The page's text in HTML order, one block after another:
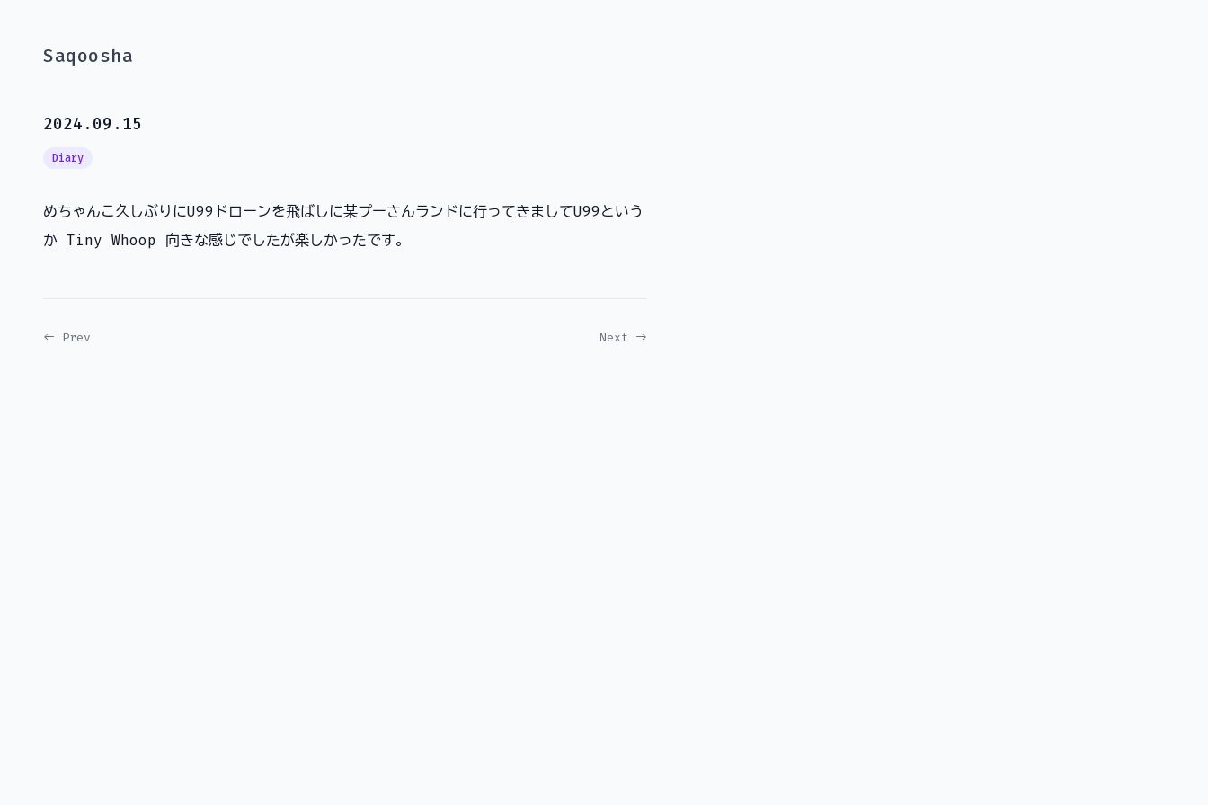
Saqoosha
2024.09.15
Diary
めちゃんこ久しぶりにU99ドローンを飛ばしに某プーさんランドに行ってきましてU99という
か Tiny Whoop 向きな感じでしたが楽しかったです。
← Prev Next →